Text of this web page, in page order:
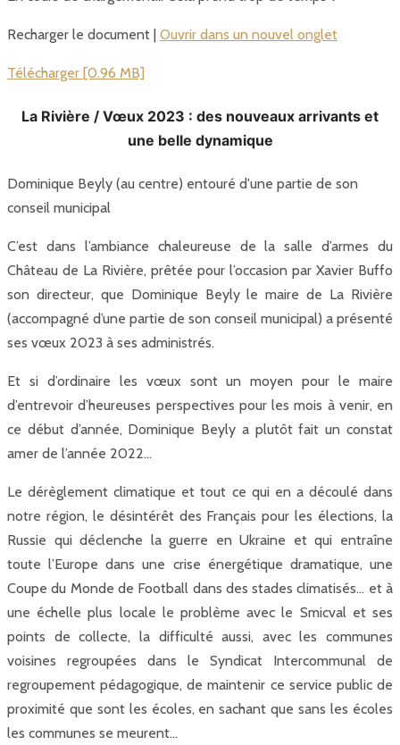
Recharger le document | Ouvrir dans un nouvel onglet
Télécharger [0.96 MB]
La Rivière / Vœux 2023 : des nouveaux arrivants et
une belle dynamique
Dominique Beyly (au centre) entouré d'une partie de son
conseil municipal
C’est dans l’ambiance chaleureuse de la salle d’armes du
Château de La Rivière, prêtée pour l’occasion par Xavier Buffo
son directeur, que Dominique Beyly le maire de La Rivière
(accompagné d’une partie de son conseil municipal) a présenté
ses vœux 2023 à ses administrés.
Et si d’ordinaire les vœux sont un moyen pour le maire
d’entrevoir d’heureuses perspectives pour les mois à venir, en
ce début d’année, Dominique Beyly a plutôt fait un constat
amer de l’année 2022…
Le dérèglement climatique et tout ce qui en a découlé dans
notre région, le désintérêt des Français pour les élections, la
Russie qui déclenche la guerre en Ukraine et qui entraîne
toute l’Europe dans une crise énergétique dramatique, une
Coupe du Monde de Football dans des stades climatisés… et à
une échelle plus locale le problème avec le Smicval et ses
points de collecte, la difficulté aussi, avec les communes
voisines regroupées dans le Syndicat Intercommunal de
regroupement pédagogique, de maintenir ce service public de
proximité que sont les écoles, en sachant que sans les écoles
les communes se meurent…